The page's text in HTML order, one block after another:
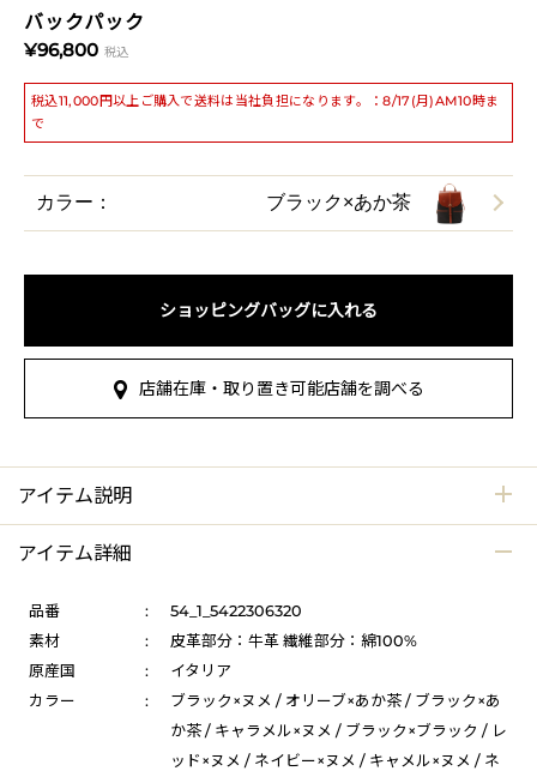
バックパック
¥96,800 税込
税込11,000円以上ご購入で送料は当社負担になります。：8/17(月)AM10時ま
で
カラー： ブラック×あか茶
ショッピングバッグに入れる
店舗在庫・取り置き可能店舗を調べる
アイテム説明
アイテム詳細
品番 :
54_1_5422306320
素材
:
皮革部分：牛革 繊維部分：綿100%
原産国
:
イタリア
カラー
:
ブラック×ヌメ / オリーブ×あか茶 / ブラック×あ
か茶 / キャラメル×ヌメ / ブラック×ブラック / レ
ッド×ヌメ / ネイビー×ヌメ / キャメル×ヌメ / ネ